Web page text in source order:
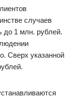
случаев
до 1 млн. рублей.
Сверх указанной